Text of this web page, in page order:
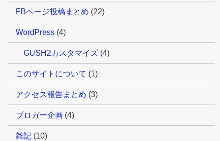
FBページ投稿まとめ (22)
WordPress (4)
GUSH2カスタマイズ (4)
このサイトについて (1)
アクセス報告まとめ (3)
ブロガー企画 (4)
雑記 (10)